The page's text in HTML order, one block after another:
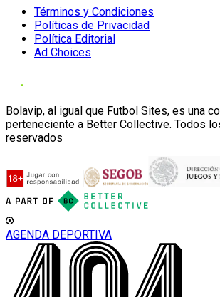
Términos y Condiciones
Políticas de Privacidad
Política Editorial
Ad Choices
Bolavip, al igual que Futbol Sites, es una
perteneciente a Better Collective. Todos
reservados
AGENDA DEPORTIVA